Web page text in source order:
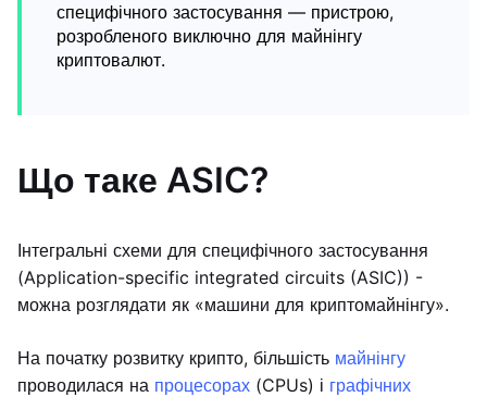
специфічного застосування — пристрою,
розробленого виключно для майнінгу
криптовалют.
Що таке ASIC?
Інтегральні схеми для специфічного застосування
(Application-specific integrated circuits (ASIC)) -
можна розглядати як «машини для криптомайнінгу».
На початку розвитку крипто, більшість майнінгу
проводилася на процесорах (CPUs) і графічних